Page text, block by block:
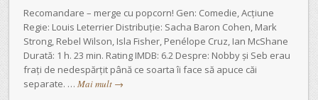
Recomandare – merge cu popcorn! Gen: Comedie, Acțiune
Regie: Louis Leterrier Distribuție: Sacha Baron Cohen, Mark
Strong, Rebel Wilson, Isla Fisher, Penélope Cruz, Ian McShane
Durată: 1 h. 23 min. Rating IMDB: 6.2 Despre: Nobby și Seb erau
frați de nedespărțit până ce soarta îi face să apuce căi
separate. … Mai mult →